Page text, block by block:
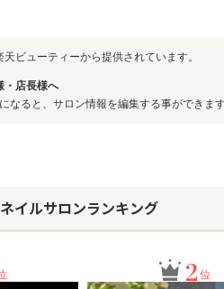
ビューティーから提供されています。
・店長様へ
なると、サロン情報を編集する事ができま
イルサロンランキング
2 位